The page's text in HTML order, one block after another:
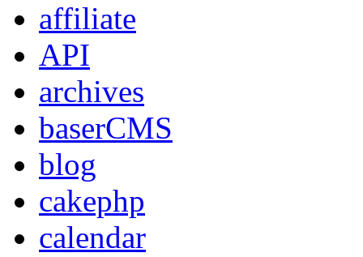
affiliate
API
archives
baserCMS
blog
cakephp
calendar